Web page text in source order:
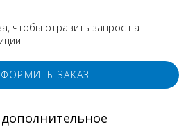
чтобы отравить запрос на
ЗАКАЗ